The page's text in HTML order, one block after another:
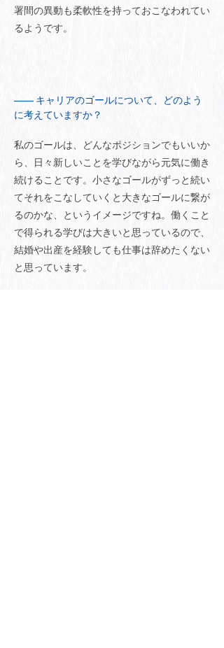
署間の異動も柔軟性を持っておこなわれてい
るようです。
キャリアのゴールについて、どのよう
に考えていますか？
私のゴールは、どんなポジションでもいいか
ら、日々新しいことを学びながら元気に働き
続けることです。小さなゴールがずっと続い
てそれをこなしていくと大きなゴールに繋が
るのかな、というイメージですね。働くこと
で得られる学びは大きいと思っているので、
結婚や出産を経験しても仕事は辞めたくない
と思っています。